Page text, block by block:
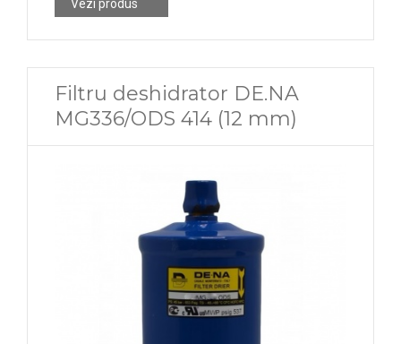
Vezi produs
Filtru deshidrator DE.NA
MG336/ODS 414 (12 mm)